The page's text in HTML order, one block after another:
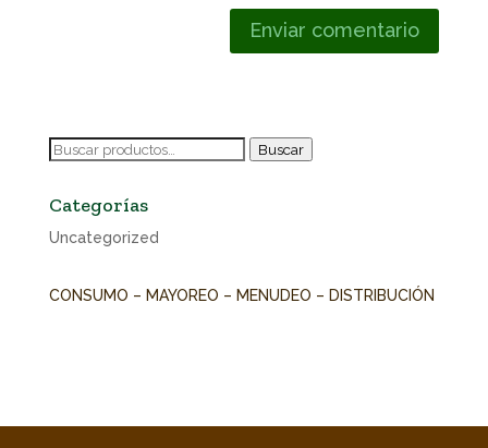
Buscar
Buscar
Categorías
Uncategorized
CONSUMO – MAYOREO – MENUDEO – DISTRIBUCIÓN